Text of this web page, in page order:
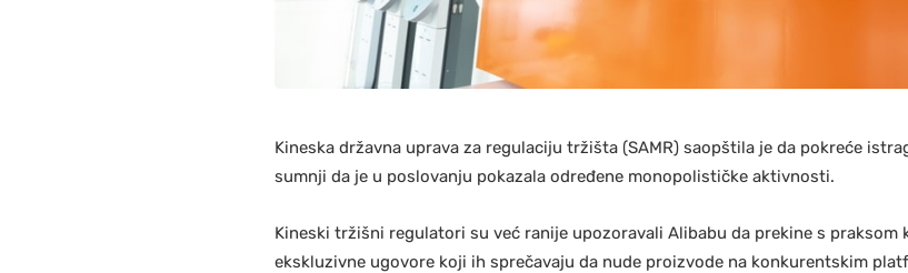
Kineska državna uprava za regulaciju tržišta (SAMR) saopštila je da pokreće
sumnji da je u poslovanju pokazala određene monopolističke aktivnosti.
Kineski tržišni regulatori su već ranije upozoravali Alibabu da prekine s
ekskluzivne ugovore koji ih sprečavaju da nude proizvode na konkurentskim